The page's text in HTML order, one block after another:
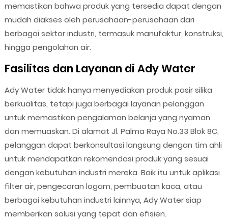
memastikan bahwa produk yang tersedia dapat dengan
mudah diakses oleh perusahaan-perusahaan dari
berbagai sektor industri, termasuk manufaktur, konstruksi,
hingga pengolahan air.
Fasilitas dan Layanan di Ady Water
Ady Water tidak hanya menyediakan produk pasir silika
berkualitas, tetapi juga berbagai layanan pelanggan
untuk memastikan pengalaman belanja yang nyaman
dan memuaskan. Di alamat Jl. Palma Raya No.33 Blok 8C,
pelanggan dapat berkonsultasi langsung dengan tim ahli
untuk mendapatkan rekomendasi produk yang sesuai
dengan kebutuhan industri mereka. Baik itu untuk aplikasi
filter air, pengecoran logam, pembuatan kaca, atau
berbagai kebutuhan industri lainnya, Ady Water siap
memberikan solusi yang tepat dan efisien.